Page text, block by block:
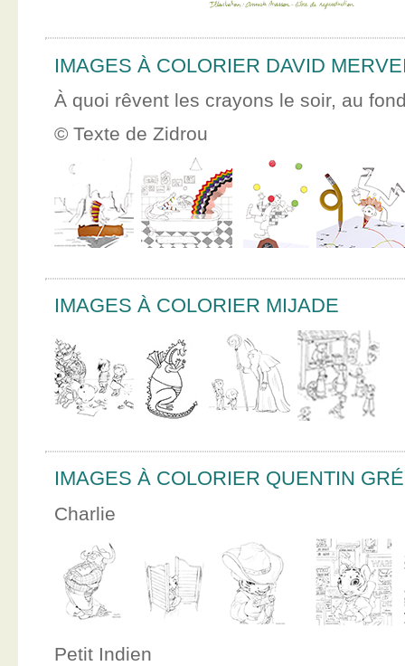
IMAGES À COLORIER DAVID
À quoi rêvent les crayons le soir, au
© Texte de Zidrou
IMAGES À COLORIER MIJADE
IMAGES À COLORIER QUENTIN
Charlie
Petit Indien